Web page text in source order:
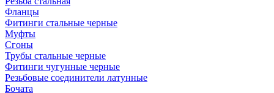
Фланцы
Фитинги стальные черные
Муфты
Сгоны
Трубы стальные черные
Фитинги чугунные черные
Резьбовые соединители латунные
Бочата